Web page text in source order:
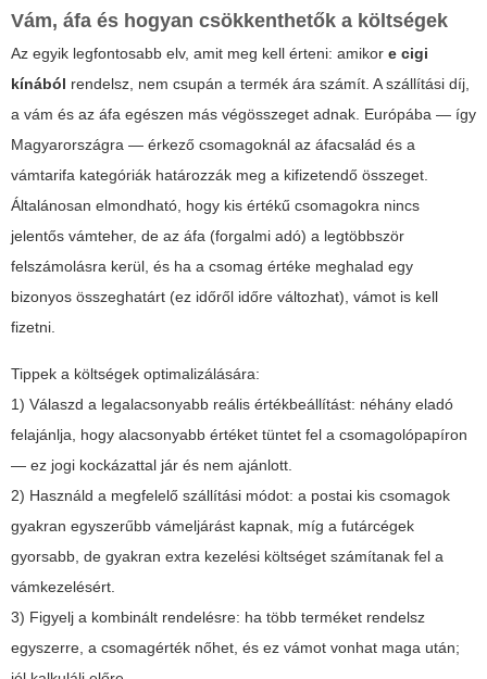
Vám, áfa és hogyan csökkenthetők a költségek
Az egyik legfontosabb elv, amit meg kell érteni: amikor e cigi
kínából rendelsz, nem csupán a termék ára számít. A szállítási díj,
a vám és az áfa egészen más végösszeget adnak. Európába — így
Magyarországra — érkező csomagoknál az áfacsalád és a
vámtarifa kategóriák határozzák meg a kifizetendő összeget.
Általánosan elmondható, hogy kis értékű csomagokra nincs
jelentős vámteher, de az áfa (forgalmi adó) a legtöbbször
felszámolásra kerül, és ha a csomag értéke meghalad egy
bizonyos összeghatárt (ez időről időre változhat), vámot is kell
fizetni.
Tippek a költségek optimalizálására:
1) Válaszd a legalacsonyabb reális értékbeállítást: néhány eladó
felajánlja, hogy alacsonyabb értéket tüntet fel a csomagolópapíron
— ez jogi kockázattal jár és nem ajánlott.
2) Használd a megfelelő szállítási módot: a postai kis csomagok
gyakran egyszerűbb vámeljárást kapnak, míg a futárcégek
gyorsabb, de gyakran extra kezelési költséget számítanak fel a
vámkezelésért.
3) Figyelj a kombinált rendelésre: ha több terméket rendelsz
egyszerre, a csomagérték nőhet, és ez vámot vonhat maga után;